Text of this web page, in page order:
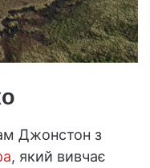
Джонстон з
, який вивчає